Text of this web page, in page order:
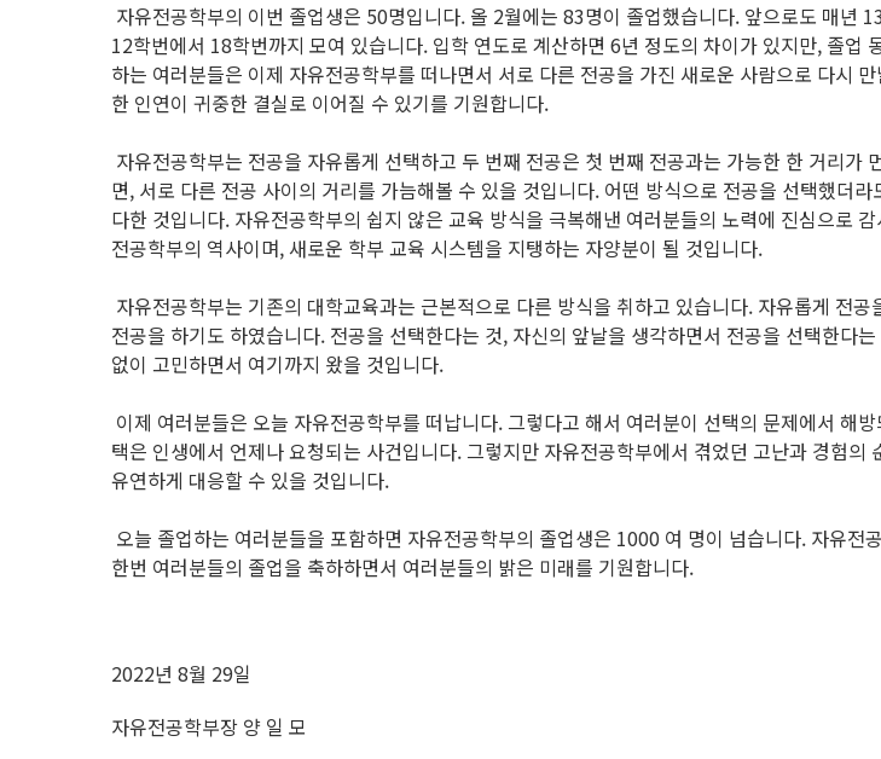
자유전공학부의 이번 졸업생은 50명입니다. 올 2월에는 83명이 졸업했습니다. 앞으로도 매년
12학번에서 18학번까지 모여 있습니다. 입학 연도로 계산하면 6년 정도의 차이가 있지만, 졸업
하는 여러분들은 이제 자유전공학부를 떠나면서 서로 다른 전공을 가진 새로운 사람으로 다시
한 인연이 귀중한 결실로 이어질 수 있기를 기원합니다.
자유전공학부는 전공을 자유롭게 선택하고 두 번째 전공은 첫 번째 전공과는 가능한 한 거리
면, 서로 다른 전공 사이의 거리를 가늠해볼 수 있을 것입니다. 어떤 방식으로 전공을 선택했더
다한 것입니다. 자유전공학부의 쉽지 않은 교육 방식을 극복해낸 여러분들의 노력에 진심으로
전공학부의 역사이며, 새로운 학부 교육 시스템을 지탱하는 자양분이 될 것입니다.
자유전공학부는 기존의 대학교육과는 근본적으로 다른 방식을 취하고 있습니다. 자유롭게 전
전공을 하기도 하였습니다. 전공을 선택한다는 것, 자신의 앞날을 생각하면서 전공을 선택한다
없이 고민하면서 여기까지 왔을 것입니다.
이제 여러분들은 오늘 자유전공학부를 떠납니다. 그렇다고 해서 여러분이 선택의 문제에서 해
택은 인생에서 언제나 요청되는 사건입니다. 그렇지만 자유전공학부에서 겪었던 고난과 경험
유연하게 대응할 수 있을 것입니다.
오늘 졸업하는 여러분들을 포함하면 자유전공학부의 졸업생은 1000 여 명이 넘습니다. 자유
한번 여러분들의 졸업을 축하하면서 여러분들의 밝은 미래를 기원합니다.
2022년 8월 29일
자유전공학부장 양 일 모